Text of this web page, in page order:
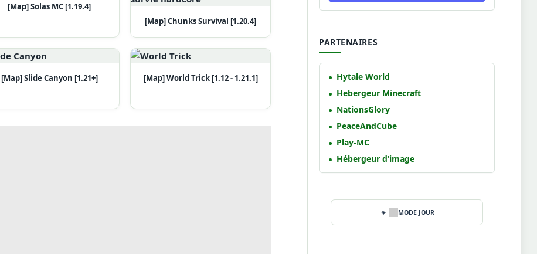
[Map] Solas MC [1.19.4]
[Map] Chunks Survival [1.20.4]
[Map] Slide Canyon [1.21+] [Map] World Trick [1.12 - 1.21.1]
PARTENAIRES
Hytale World
Hebergeur Minecraft
NationsGlory
PeaceAndCube
Play-MC
Hébergeur d’image
MODE JOUR